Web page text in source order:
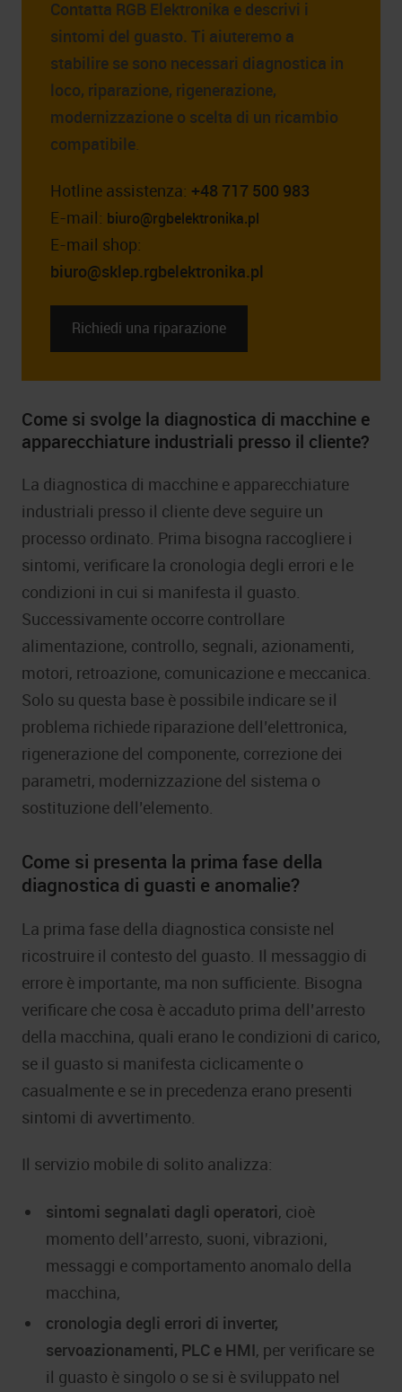
Contatta RGB Elektronika e descrivi i
sintomi del guasto. Ti aiuteremo a
stabilire se sono necessari diagnostica in
loco, riparazione, rigenerazione,
modernizzazione o scelta di un ricambio
compatibile.
Hotline assistenza: +48 717 500 983
E-mail: biuro@rgbelektronika.pl
E-mail shop:
biuro@sklep.rgbelektronika.pl
Richiedi una riparazione
Come si svolge la diagnostica di macchine e
apparecchiature industriali presso il cliente?
La diagnostica di macchine e apparecchiature
industriali presso il cliente deve seguire un
processo ordinato. Prima bisogna raccogliere i
sintomi, verificare la cronologia degli errori e le
condizioni in cui si manifesta il guasto.
Successivamente occorre controllare
alimentazione, controllo, segnali, azionamenti,
motori, retroazione, comunicazione e meccanica.
Solo su questa base è possibile indicare se il
problema richiede riparazione dell’elettronica,
rigenerazione del componente, correzione dei
parametri, modernizzazione del sistema o
sostituzione dell’elemento.
Come si presenta la prima fase della
diagnostica di guasti e anomalie?
La prima fase della diagnostica consiste nel
ricostruire il contesto del guasto. Il messaggio di
errore è importante, ma non sufficiente. Bisogna
verificare che cosa è accaduto prima dell’arresto
della macchina, quali erano le condizioni di carico,
se il guasto si manifesta ciclicamente o
casualmente e se in precedenza erano presenti
sintomi di avvertimento.
Il servizio mobile di solito analizza:
sintomi segnalati dagli operatori, cioè
momento dell’arresto, suoni, vibrazioni,
messaggi e comportamento anomalo della
macchina,
cronologia degli errori di inverter,
servoazionamenti, PLC e HMI, per verificare se
il guasto è singolo o se si è sviluppato nel